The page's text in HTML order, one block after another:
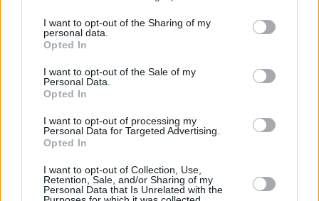
I want to opt-out of the Sharing of my
personal data.
Opted In
I want to opt-out of the Sale of my
Personal Data.
Opted In
I want to opt-out of processing my
Personal Data for Targeted Advertising.
Opted In
I want to opt-out of Collection, Use,
Retention, Sale, and/or Sharing of my
Personal Data that Is Unrelated with the
etter bare en vaffel :( Bettina Kvarmebmk92@live.no
stine-sofie - 24.03.2015 - 11:06
Åh, eg har hatt lyst på vaflar i lang tid no, men har ikkje
hatt vaffeljernet! Dette hadde vore ein perfekt gave til
påska